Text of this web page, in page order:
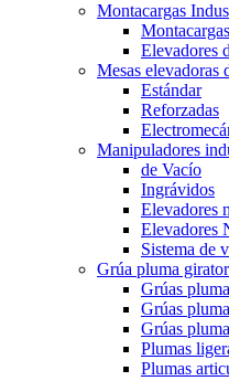
Montacargas
Elevadores
Mesas elevadoras
Estándar
Reforzadas
Manipuladores
de Vacío
Ingrávidos
Elevadores
Elevadores
Sistema de
Grúa pluma
Grúas
Grúas
Grúas
Plumas
Plumas